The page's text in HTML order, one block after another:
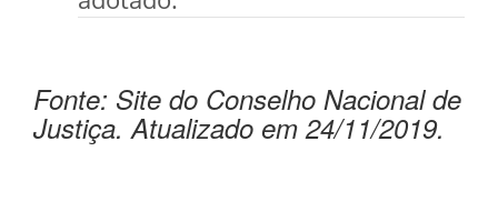
Fonte: Site do Conselho Nacional de
Justiça. Atualizado em 24/11/2019.